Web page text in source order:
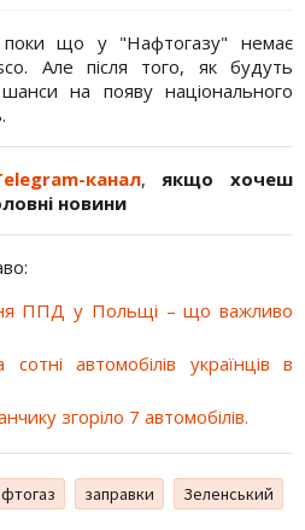
поки що у "Нафтогазу" немає
Але після того, як будуть
на появу національного
канал, якщо хочеш
новини
ППД у Польщі – що важливо
автомобілів українців в
згоріло 7 автомобілів.
заправки Зеленський